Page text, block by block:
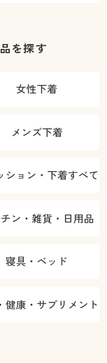
を探す
女性下着
メンズ下着
ション・下着すべて
ン・雑貨・日用品
寝具・ベッド
健康・サプリメント